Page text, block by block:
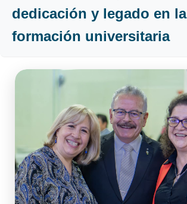
dedicación y legado en la
formación universitaria